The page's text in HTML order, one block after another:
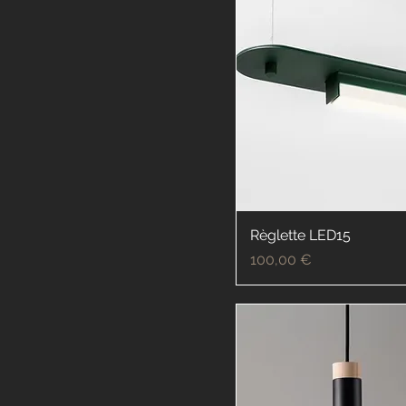
Règlette LED15
Prix
100,00 €